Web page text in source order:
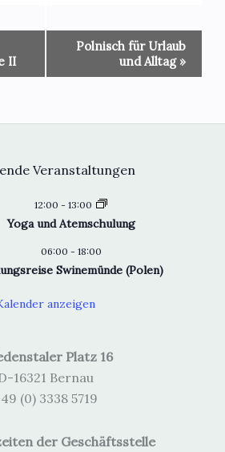
II
Polnisch für Urlaub
und Alltag »
Veranstaltungen
12:00 - 13:00
Yoga und Atemschulung
06:00 - 18:00
Swinemünde (Polen)
anzeigen
Platz 16
16321 Bernau
(0) 3338 5719
der Geschäftsstelle